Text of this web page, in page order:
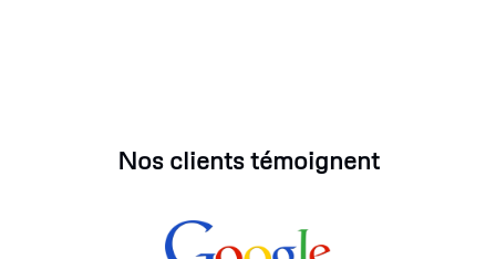
Nos clients témoignent